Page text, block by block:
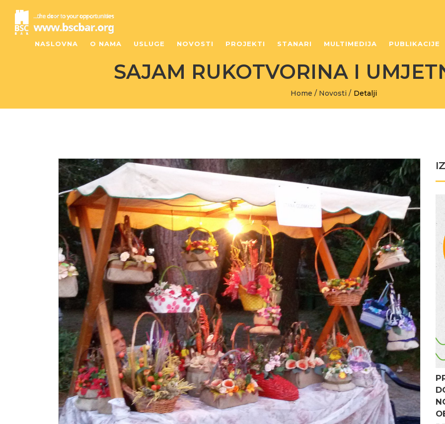
NASLOVNA O NAMA USLUGE NOVOSTI PROJEKTI STANARI MULTIMEDIJA PUBLIKACIJE
SAJAM RUKOTVORINA I
Home / Novosti / Detalji